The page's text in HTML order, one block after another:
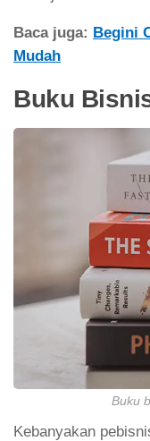
Baca juga: Begini
Mudah
Buku
Buku
Kebanyakan